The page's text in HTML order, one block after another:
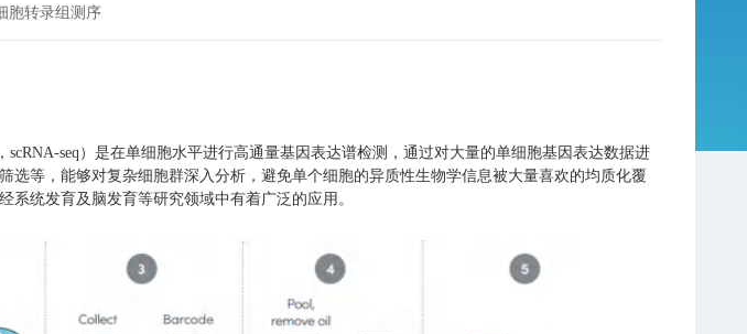
胞转录组测序
seq）是在单细胞水平进行高通量基因表达谱检测，通过对大量的单细胞基因表达数据进
选等，能够对复杂细胞群深入分析，避免单个细胞的异质性生物学信息被大量喜欢的均质化覆
统发育及脑发育等研究领域中有着广泛的应用。